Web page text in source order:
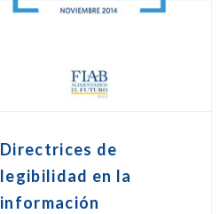
Directrices de
legibilidad en la
información